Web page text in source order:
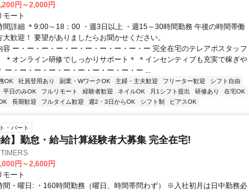
円～2,000円
モート
間詳細 ＊9:00～18：00 ・週3日以上 ・週15～30時間勤務 午後の時間帯働
大歓迎！ 要望がありましたらお聞かせください。
容 ー・ー・ー・ー・ー・ー・ー・ー・ー・ー 完全在宅のテレアポスタッフ
＊オンライン研修でしっかりサポート＊ ＊インセンティブも充実で稼ぎや
ー・ー・ー・ー・ー・ー・ー・ー・ー・ー ...
OK 社員登用あり 副業・WワークOK 主婦・主夫歓迎 フリーター歓迎
シフト自由
平日のみOK フルリモート 経験者歓迎 ネイルOK 月1シフト提出 研修あり
在宅OK
長期歓迎 フルタイム歓迎 週2・3日からOK シフト制 ピアスOK
・パート
給】勤怠・給与計算経験者大募集 完全在宅!
円～2,600円
モート
間・曜日: ・160時間勤務（曜日、時間帯問わず） ※入社初月は日中勤務必